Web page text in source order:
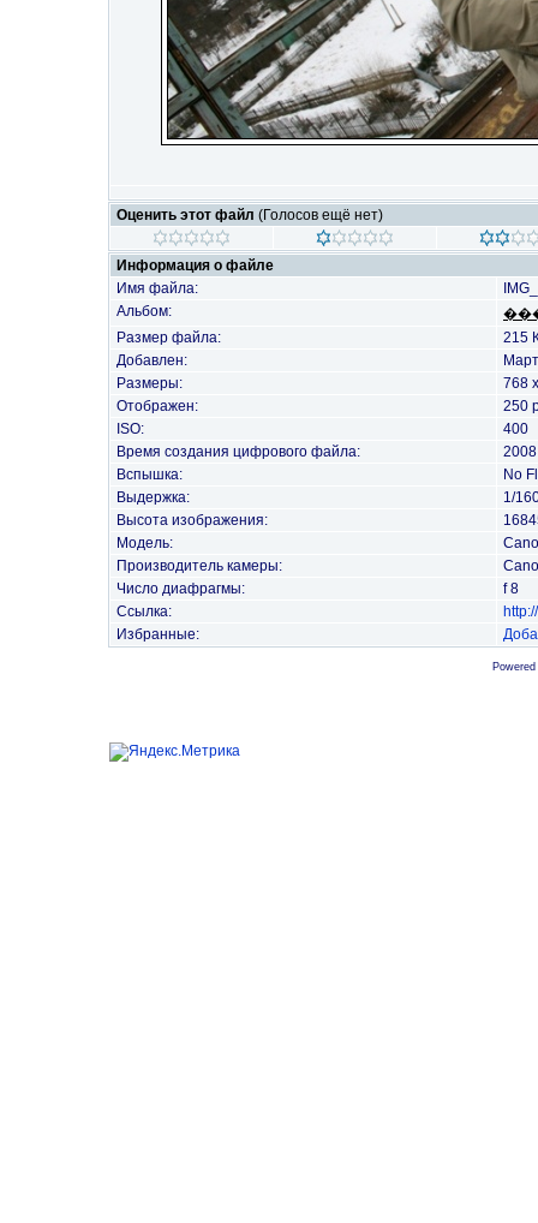
Оценить этот файл (Голосов ещё нет)
Информация о файле
Имя файла:
Альбом:
Размер файла:
215
Добавлен:
Размеры:
768
Отображен:
250
ISO:
400
Время создания цифрового файла:
Вспышка:
No
Выдержка:
1/
Высота изображения:
Модель:
Производитель камеры:
Число диафрагмы:
f 8
Ссылка:
Избранные: